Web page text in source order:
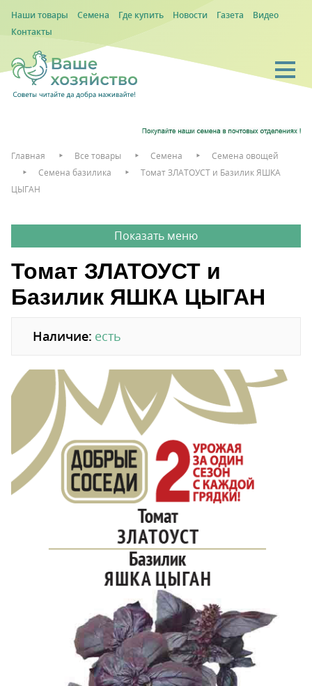
Наши товары Семена Где купить Новости Газета
Видео
Контакты
Главная Все товары Семена
Семена овощей
Семена базилика
Томат ЗЛАТОУСТ и Базилик ЯШКА
ЦЫГАН
Томат ЗЛАТОУСТ и
Базилик ЯШКА ЦЫГАН
Наличие: есть